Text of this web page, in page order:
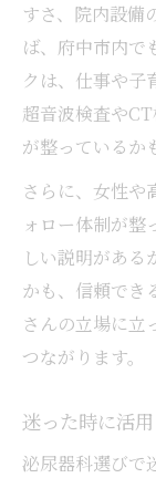
すさ、院内設備
ば、府中市内で
クは、仕事や子
超音波検査や
が整っているか
さらに、女性や
ォロー体制が整
しい説明がある
かも、信頼でき
さんの立場に立
つながります。
迷った時に活
泌尿器科選びで